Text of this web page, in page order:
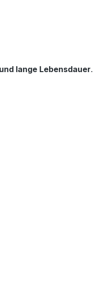
lange Lebensdauer.